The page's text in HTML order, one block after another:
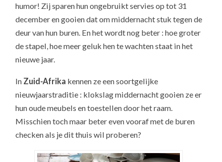
humor! Zij sparen hun ongebruikt servies op tot 31
december en gooien dat om middernacht stuk tegen de
deur van hun buren. En het wordt nog beter : hoe groter
de stapel, hoe meer geluk hen te wachten staat in het
nieuwe jaar.
In Zuid-Afrika kennen ze een soortgelijke
nieuwjaarstraditie : klokslag middernacht gooien ze er
hun oude meubels en toestellen door het raam.
Misschien toch maar beter even vooraf met de buren
checken als je dit thuis wil proberen?